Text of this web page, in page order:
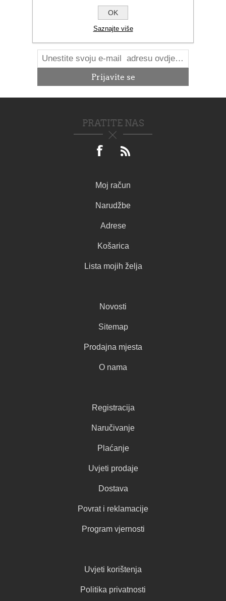
NOVOSTI
PRATITE NAS
Moj račun
Narudžbe
Adrese
Košarica
Lista mojih želja
Novosti
Sitemap
Prodajna mjesta
O nama
Registracija
Naručivanje
Plaćanje
Uvjeti prodaje
Dostava
Povrat i reklamacije
Program vjernosti
Uvjeti korištenja
Politika privatnosti
OK
Saznajte više